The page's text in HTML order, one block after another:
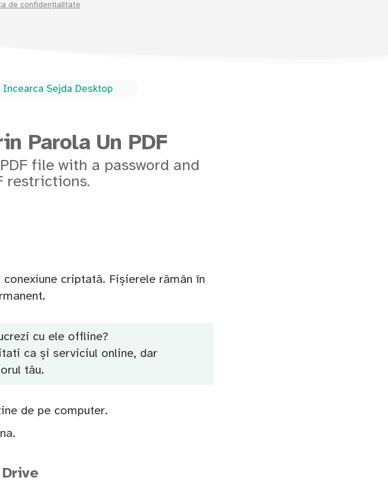
de confidențialitate
Sejda Desktop
Parola Un PDF
file with a password and
restrictions.
criptată. Fișierele rămân în
cu ele offline?
ca și serviciul online, dar
tău.
de pe computer.